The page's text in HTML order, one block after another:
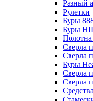
Разный
Рулетки
Буры
Буры
Полотна
Сверла
Сверла
Буры
Сверла
Сверла